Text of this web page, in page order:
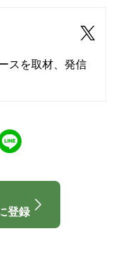
スを取材、発信
登録